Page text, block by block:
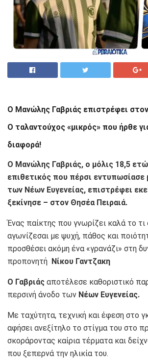
Ο Μανώλης Γαβριάς επιστρέφει
Ο ταλαντούχος «μικρός» που ήρθε
διαφορά!
Ο Μανώλης Γαβριάς, ο μόλις 18,5
επιθετικός που πέρσι εντυπωσίασε
των Νέων Ευγενείας, επιστρέφει
ξεκίνησε – στον Θησέα Πειραιά.
Ένας παίκτης που γνωρίζει καλά το τι
αγωνίζεσαι με ψυχή, πάθος και
προσθέσει ακόμη ένα «γρανάζι» στη
προπονητή Νίκου Γαντζακη
Ο Γαβριάς αποτέλεσε καθοριστικό
περσινή άνοδο των Νέων Ευγενείας.
Με ταχύτητα, τεχνική και έφεση στο
αφήσει ανεξίτηλο το στίγμα του στο
σκοράροντας καίρια τέρματα και
που ξεπερνά την ηλικία του.